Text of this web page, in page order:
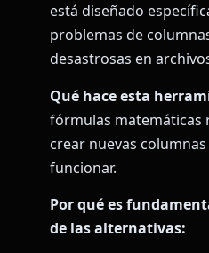
está diseñado
problemas de
desastrosas en
Qué hace esta
fórmulas matemáticas
crear nuevas
funcionar.
Por qué es
de las alternativas: